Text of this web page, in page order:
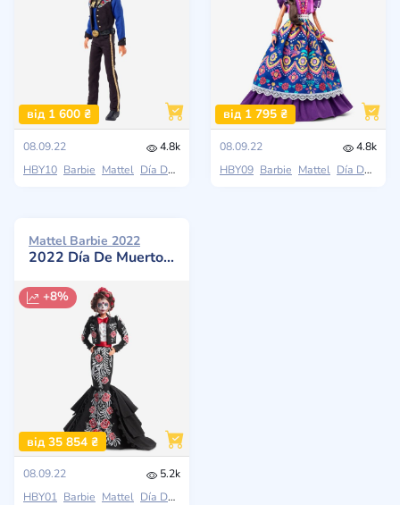
від 1 600 ₴
08.09.22
4.8k
HBY10 Barbie Mattel Día De Muertos
від 1 795 ₴
08.09.22
4.8k
HBY09 Barbie Mattel Día De Muertos
Mattel Barbie 2022
2022 Día De Muertos Benito Santos
+8%
від 35 854 ₴
08.09.22
5.2k
HBY01 Barbie Mattel Día De Muertos